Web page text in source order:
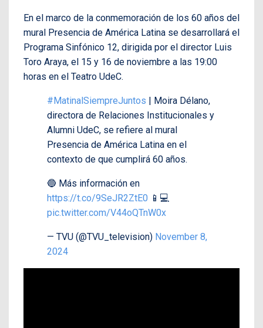
En el marco de la conmemoración de los 60 años del
mural Presencia de América Latina se desarrollará el
Programa Sinfónico 12, dirigida por el director Luis
Toro Araya, el 15 y 16 de noviembre a las 19:00
horas en el Teatro UdeC.
#MatinalSiempreJuntos | Moira Délano,
directora de Relaciones Institucionales y
Alumni UdeC, se refiere al mural
Presencia de América Latina en el
contexto de que cumplirá 60 años.
🔵 Más información en
https://t.co/9SeJR2ZtE0 📱💻
pic.twitter.com/V44oQTnW0x
— TVU (@TVU_television) November 8,
2024